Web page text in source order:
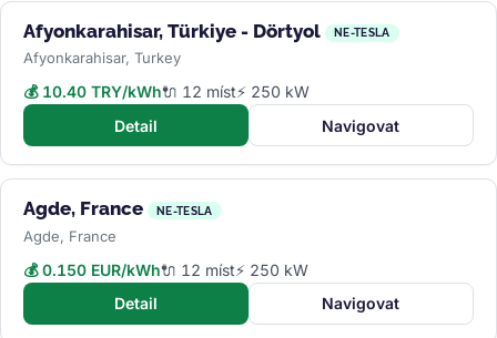
Afyonkarahisar, Türkiye - Dörtyol NE-TESLA
Afyonkarahisar, Turkey
💰 10.40 TRY/kWh🔌 12 míst⚡ 250 kW
Detail
Navigovat
Agde, France NE-TESLA
Agde, France
💰 0.150 EUR/kWh🔌 12 míst⚡ 250 kW
Detail
Navigovat